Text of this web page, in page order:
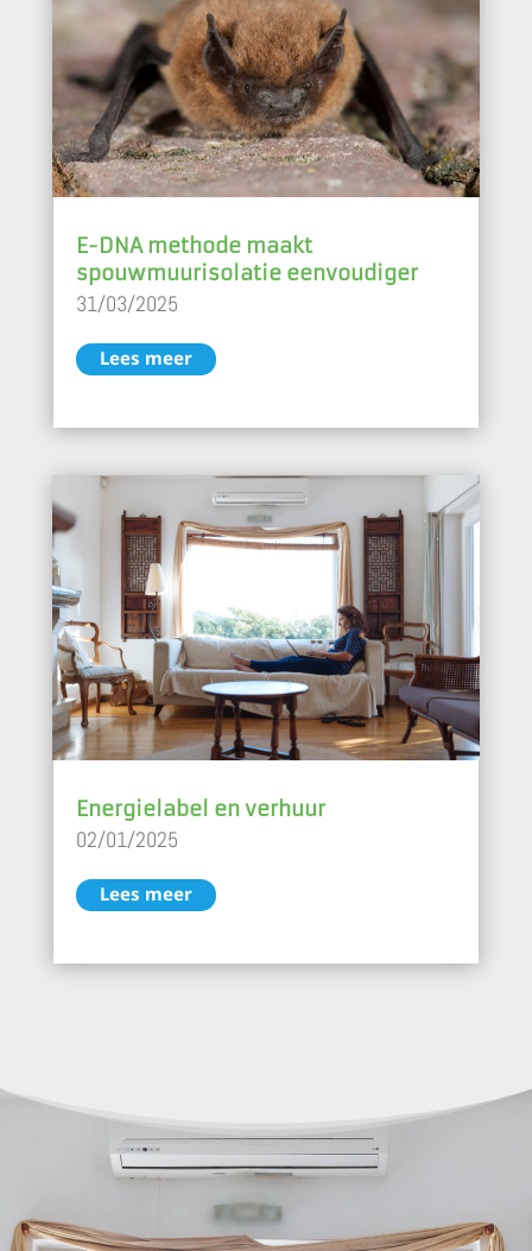
E-DNA methode maakt
spouwmuurisolatie eenvoudiger
31/03/2025
Lees meer
Energielabel en verhuur
02/01/2025
Lees meer